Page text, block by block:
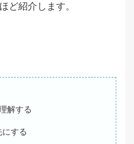
ど紹介します。
解する
にする